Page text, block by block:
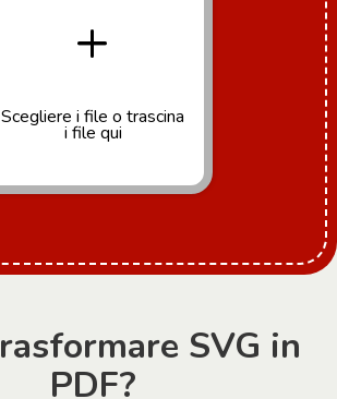
+
Scegliere i file o trascina
i file qui
SVG in
PDF?